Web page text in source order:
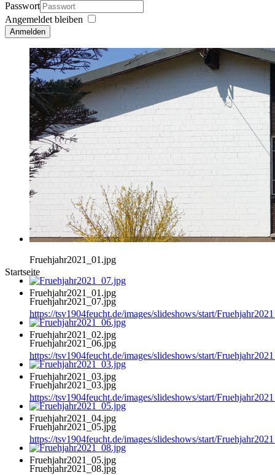
Passwort
Angemeldet bleiben
Anmelden
Fruehjahr2021_01.jpg
Fruehjahr2021_07.jpg
Fruehjahr2021_06.jpg
Fruehjahr2021_03.jpg
Fruehjahr2021_05.jpg
Fruehjahr2021_08.jpg
Startseite
Fruehjahr2021_01.jpg
https://tsv1904feucht.de/images/slideshows/start/
Fruehjahr2021_02.jpg
https://tsv1904feucht.de/images/slideshows/start/
Fruehjahr2021_03.jpg
https://tsv1904feucht.de/images/slideshows/start/
Fruehjahr2021_04.jpg
https://tsv1904feucht.de/images/slideshows/start/
Fruehjahr2021_05.jpg